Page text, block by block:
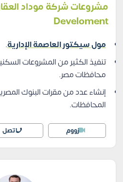
Develoment
مول سيكتور العاصمة الإدارية.
تنفيذ الكثير من المشروعات
محافظات مصر.
إنشاء عدد من مقرات البنوك
المحافظات.
زووم اتصل